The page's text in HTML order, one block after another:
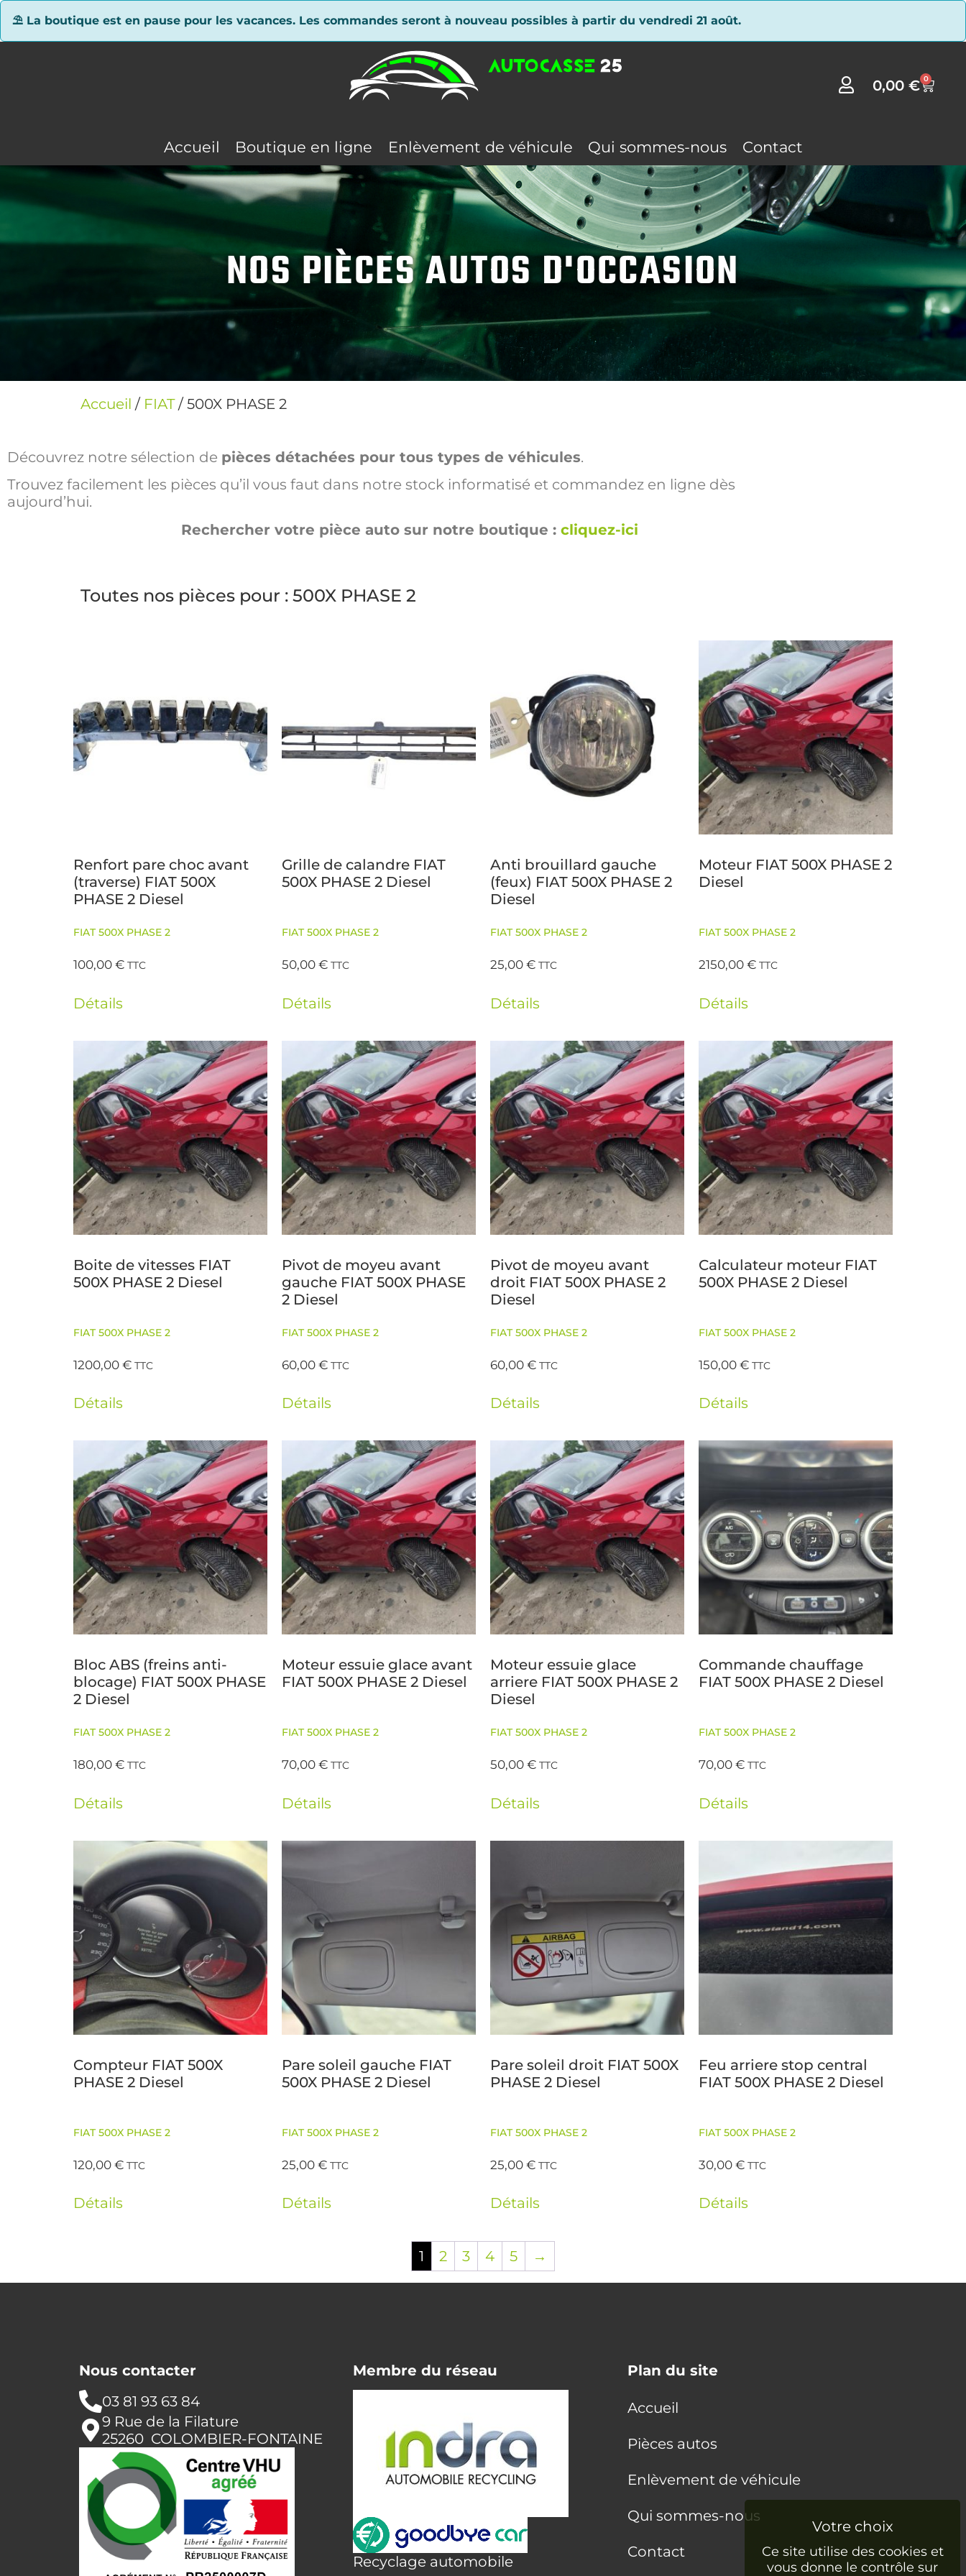
⛱ La boutique est en pause pour les vacances. Les commandes seront à nouveau possibles à partir du vendredi 21 août.
0,00€ 0
Accueil Boutique en ligne Enlèvement de véhicule Qui sommes-nous Contact
NOS PIÈCES AUTOS D'OCCASION
Accueil / FIAT/ 500X PHASE 2
Découvrez notre sélection de pièces détachées pour tous types de véhicules.
Trouvez facilement les pièces qu’il vous faut dans notre stock informatisé et commandez en ligne dès
aujourd’hui.
Rechercher votre pièce auto sur notre boutique : cliquez-ici
Toutes nos pièces pour : 500X PHASE 2
Renfort pare choc avant
(traverse) FIAT 500X
PHASE 2 Diesel
FIAT 500X PHASE 2
100,00€ TTC
Détails
Grille de calandre FIAT
500X PHASE 2 Diesel
FIAT 500X PHASE 2
50,00€ TTC
Détails
Anti brouillard gauche
(feux) FIAT 500X PHASE 2
Diesel
FIAT 500X PHASE 2
25,00€ TTC
Détails
Moteur FIAT 500X PHASE 2
Diesel
FIAT 500X PHASE 2
2150,00€ TTC
Détails
Boite de vitesses FIAT
500X PHASE 2 Diesel
FIAT 500X PHASE 2
1200,00€ TTC
Détails
Pivot de moyeu avant
gauche FIAT 500X PHASE
2 Diesel
FIAT 500X PHASE 2
60,00€ TTC
Détails
Pivot de moyeu avant
droit FIAT 500X PHASE 2
Diesel
FIAT 500X PHASE 2
60,00€ TTC
Détails
Calculateur moteur FIAT
500X PHASE 2 Diesel
FIAT 500X PHASE 2
150,00€ TTC
Détails
Bloc ABS (freins anti-
blocage) FIAT 500X PHASE
2 Diesel
FIAT 500X PHASE 2
180,00€ TTC
Détails
Moteur essuie glace avant
FIAT 500X PHASE 2 Diesel
FIAT 500X PHASE 2
70,00€ TTC
Détails
Moteur essuie glace
arriere FIAT 500X PHASE 2
Diesel
FIAT 500X PHASE 2
50,00€ TTC
Détails
Commande chauffage
FIAT 500X PHASE 2 Diesel
FIAT 500X PHASE 2
70,00€ TTC
Détails
Compteur FIAT 500X
PHASE 2 Diesel
FIAT 500X PHASE 2
120,00€ TTC
Détails
Pare soleil gauche FIAT
500X PHASE 2 Diesel
FIAT 500X PHASE 2
25,00€ TTC
Détails
Pare soleil droit FIAT 500X
PHASE 2 Diesel
FIAT 500X PHASE 2
25,00€ TTC
Détails
Feu arriere stop central
FIAT 500X PHASE 2 Diesel
FIAT 500X PHASE 2
30,00€ TTC
Détails
1 2 3 4 5 →
Nous contacter
03 81 93 63 84
9 Rue de la Filature
25260 COLOMBIER-FONTAINE
Membre du réseau
Recyclage automobile
Plan du site
Accueil
Pièces autos
Enlèvement de véhicule
Qui sommes-nous
Contact
Panneau de gestion des cookies
Ce site utilise des cookies et
vous donne le contrôle sur